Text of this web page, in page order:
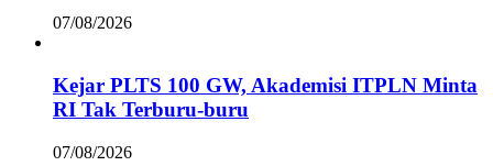
07/08/2026
Kejar PLTS 100 GW, Akademisi ITPLN Minta
RI Tak Terburu-buru
07/08/2026